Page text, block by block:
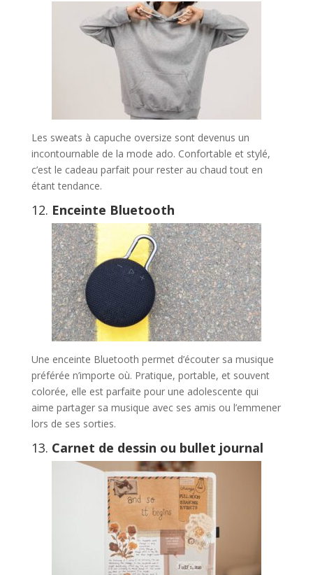
Les sweats à capuche oversize sont devenus un
incontournable de la mode ado. Confortable et stylé,
c’est le cadeau parfait pour rester au chaud tout en
étant tendance.
12. Enceinte Bluetooth
Une enceinte Bluetooth permet d’écouter sa musique
préférée n’importe où. Pratique, portable, et souvent
colorée, elle est parfaite pour une adolescente qui
aime partager sa musique avec ses amis ou l’emmener
lors de ses sorties.
13. Carnet de dessin ou bullet journal